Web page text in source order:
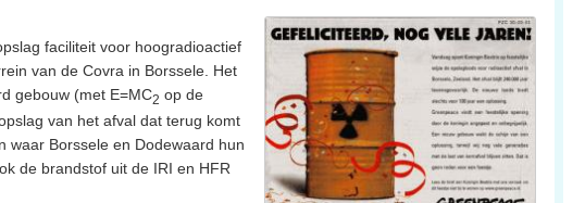
faciliteit voor hoogradioactief
van de Covra in Borssele. Het
gebouw (met E=MC2 op de
van het afval dat terug komt
waar Borssele en Dodewaard hun
de brandstof uit de IRI en HFR